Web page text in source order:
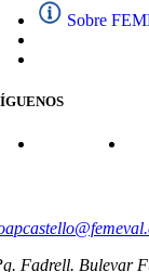
Sobre
Fadrell. Bulevar